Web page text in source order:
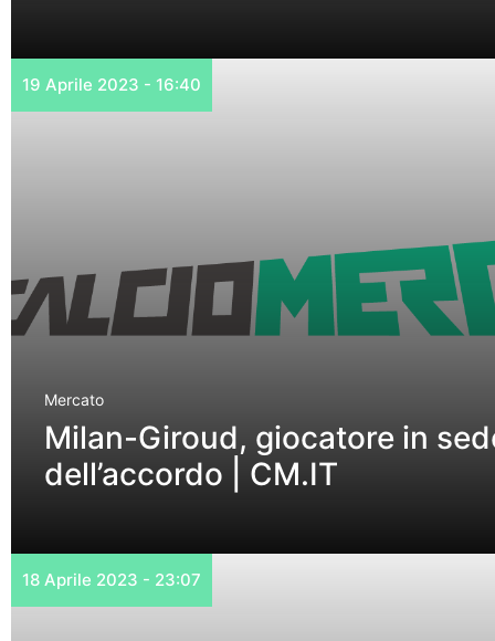
19 Aprile 2023 - 16:40
Mercato
Milan-Giroud, giocatore in
dell’accordo | CM.IT
18 Aprile 2023 - 23:07